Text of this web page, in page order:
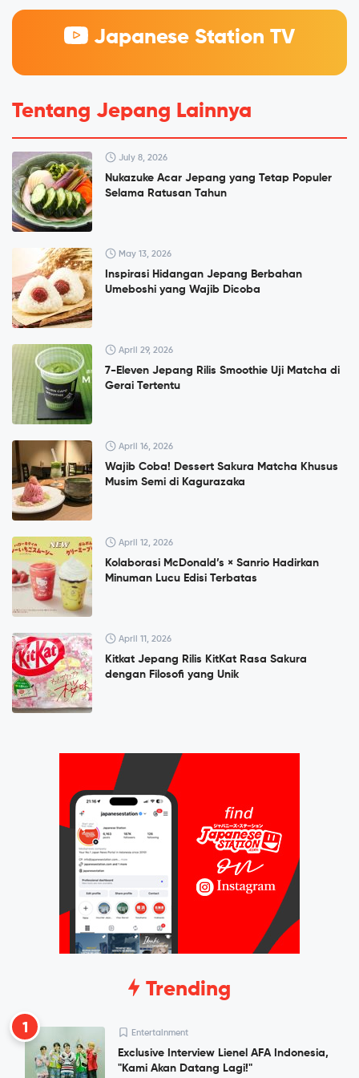
Japanese Station TV
Tentang Jepang Lainnya
July 8, 2026
Nukazuke Acar Jepang yang Tetap Populer
Selama Ratusan Tahun
May 13, 2026
Inspirasi Hidangan Jepang Berbahan
Umeboshi yang Wajib Dicoba
April 29, 2026
7-Eleven Jepang Rilis Smoothie Uji Matcha di
Gerai Tertentu
April 16, 2026
Wajib Coba! Dessert Sakura Matcha Khusus
Musim Semi di Kagurazaka
April 12, 2026
Kolaborasi McDonald’s × Sanrio Hadirkan
Minuman Lucu Edisi Terbatas
April 11, 2026
Kitkat Jepang Rilis KitKat Rasa Sakura
dengan Filosofi yang Unik
Trending
1 Entertainment
Exclusive Interview Lienel AFA Indonesia,
"Kami Akan Datang Lagi!"